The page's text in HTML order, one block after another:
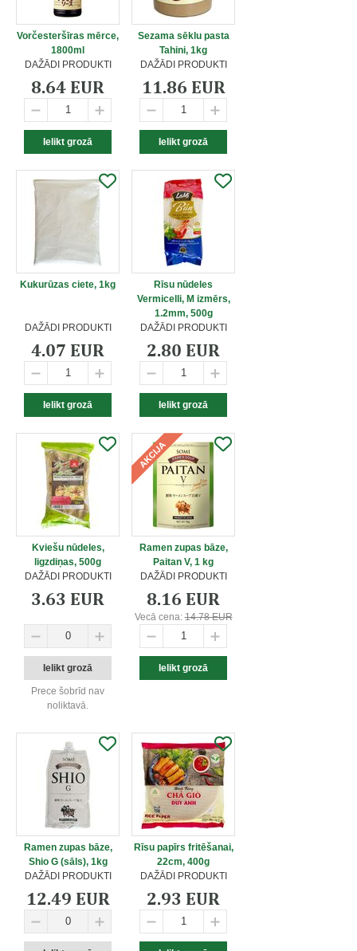
Vorčesteršīras mērce,
1800ml
DAŽĀDI PRODUKTI
8.64 EUR
Sezama sēklu pasta
Tahini, 1kg
DAŽĀDI PRODUKTI
11.86 EUR
Kukurūzas ciete, 1kg
DAŽĀDI PRODUKTI
4.07 EUR
Rīsu nūdeles
Vermicelli, M izmērs,
1.2mm, 500g
DAŽĀDI PRODUKTI
2.80 EUR
Kviešu nūdeles,
ligzdiņas, 500g
DAŽĀDI PRODUKTI
3.63 EUR
Prece šobrīd nav
noliktavā.
Ramen zupas bāze,
Paitan V, 1 kg
DAŽĀDI PRODUKTI
8.16 EUR
Vecā cena:14.78 EUR
Ramen zupas bāze,
Shio G (sāls), 1kg
DAŽĀDI PRODUKTI
12.49 EUR
Rīsu papīrs fritēšanai,
22cm, 400g
DAŽĀDI PRODUKTI
2.93 EUR